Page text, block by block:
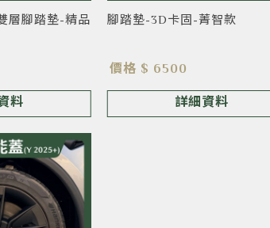
層腳踏墊-精品
料
腳踏墊-3D卡固-菁智款
價格 $ 6500
詳細資料